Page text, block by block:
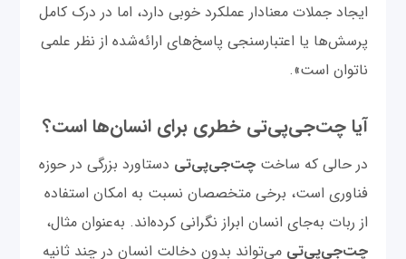
ایجاد جملات معنادار عملکرد خوبی دارد، اما در درک کامل
پرسش‌ها یا اعتبارسنجی پاسخ‌های ارائه‌شده از نظر علمی
ناتوان است».
آیا چت‌‌جی‌پی‌تی خطری برای انسان‌ها است؟
در حالی که ساختچت‌‌جی‌پی‌تی دستاورد بزرگی در حوزه
فناوری است، برخی متخصصان نسبت به امکان استفاده
از ربات‌ به‌‌جای انسان ابراز نگرانی کرده‌اند. به‌عنوان مثال،
چت‌‌جی‌پی‌تیمی‌تواند بدون دخالت انسان در چند ثانیه